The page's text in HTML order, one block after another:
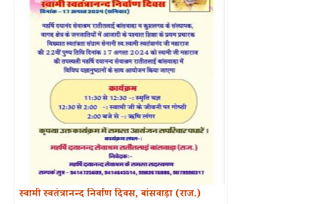
स्वामी स्वतंत्रानन्द निर्वाण दिवस, बांसवाड़ा (राज.)